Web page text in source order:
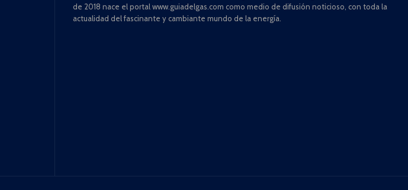
de 2018 nace el portal www.guiadelgas.com como medio de difusión noticioso, con toda la
actualidad del fascinante y cambiante mundo de la energía.